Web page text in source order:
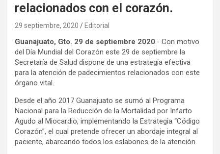
relacionados con el corazón.
29 septiembre, 2020 Editorial
Guanajuato, Gto. 29 de septiembre 2020.- Con motivo
del Día Mundial del Corazón este 29 de septiembre la
Secretaría de Salud dispone de una estrategia efectiva
para la atención de padecimientos relacionados con este
órgano vital.
Desde el año 2017 Guanajuato se sumó al Programa
Nacional para la Reducción de la Mortalidad por Infarto
Agudo al Miocardio, implementando la Estrategia “Código
Corazón”, el cual pretende ofrecer un abordaje integral al
paciente, abarcando todos los eslabones de la atención.